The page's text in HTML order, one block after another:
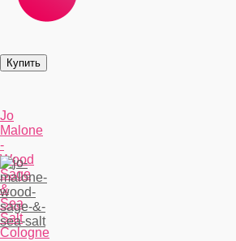
Jo
Malone
-
Wood
Sage
&
Sea
Salt
Cologne